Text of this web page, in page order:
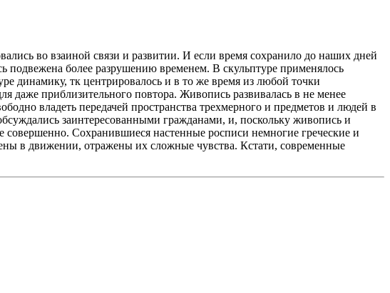
во взаиной связи и развитии. И если время сохранило до наших дней
более разрушению временем. В скульптуре применялось
динамику, тк центрировалось и в то же время из любой точки
даже приблизительного повтора. Живопись развивалась в не менее
владеть передачей пространства трехмерного и предметов и людей в
заинтересованными гражданами, и, поскольку живопись и
совершенно. Сохранившиеся настенные росписи немногие греческие и
в движении, отражены их сложные чувства. Кстати, современные